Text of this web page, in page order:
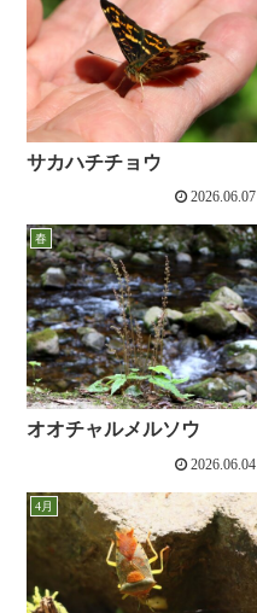
サカハチチョウ
2026.06.07
春
オオチャルメルソウ
2026.06.04
4月